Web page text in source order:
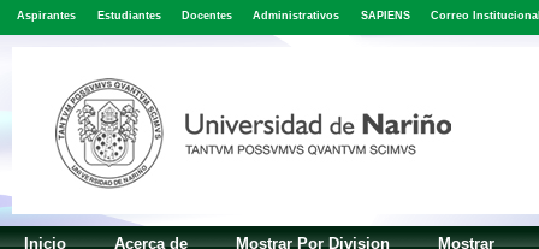
Aspirantes Estudiantes Docentes Administrativos SAPIENS Correo
Inicio Acerca de Mostrar Por Division Mostrar